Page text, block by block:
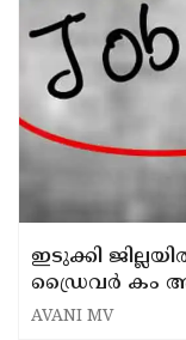
ഇടുക്കി
ഡ്രൈവർ കം
AVANI MV